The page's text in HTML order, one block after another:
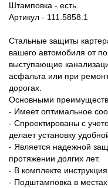
Штамповка - есть.
Артикул - 111.5858.1
Стальные защиты
вашего автомобиля от
выступающие
асфальта или при
дорогах.
Основными
- Имеет оптимальное
- Спроектированы с
делает установку
- Является надежной
протяжении долгих лет.
- В комплекте инструкция
- Подштамповка в